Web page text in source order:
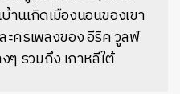
นเกิดเมืองนอนของเขา
ครเพลงของ อีริค วูลฟ์
ๆ รวมถึง เกาหลีใต้